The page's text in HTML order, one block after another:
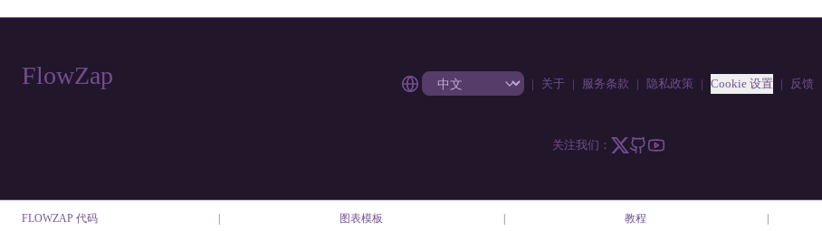
FlowZap | 关于 | 服务条款 | 隐私政策 | Cookie 设置 | 反馈
关注我们：
FLOWZAP 代码 图表模板 教程